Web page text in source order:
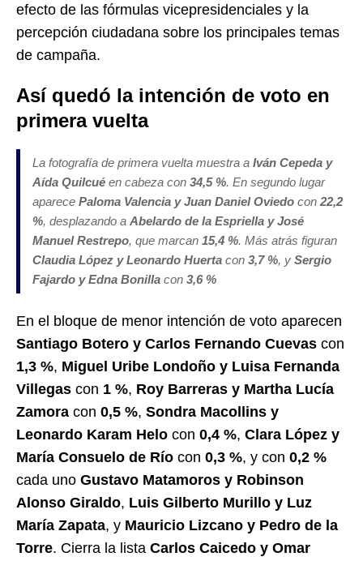
efecto de las fórmulas vicepresidenciales y la
percepción ciudadana sobre los principales temas
de campaña.
Así quedó la intención de voto en
primera vuelta
La fotografía de primera vuelta muestra a Iván Cepeda y
Aída Quilcué en cabeza con 34,5 %. En segundo lugar
aparece Paloma Valencia y Juan Daniel Oviedo con 22,2
%, desplazando a Abelardo de la Espriella y José
Manuel Restrepo, que marcan 15,4 %. Más atrás figuran
Claudia López y Leonardo Huerta con 3,7 %, y Sergio
Fajardo y Edna Bonilla con 3,6 %
En el bloque de menor intención de voto aparecen
Santiago Botero y Carlos Fernando Cuevas con
1,3 %, Miguel Uribe Londoño y Luisa Fernanda
Villegas con 1 %, Roy Barreras y Martha Lucía
Zamora con 0,5 %, Sondra Macollins y
Leonardo Karam Helo con 0,4 %, Clara López y
María Consuelo de Río con 0,3 %, y con 0,2 %
cada uno Gustavo Matamoros y Robinson
Alonso Giraldo, Luis Gilberto Murillo y Luz
María Zapata, y Mauricio Lizcano y Pedro de la
Torre. Cierra la lista Carlos Caicedo y Omar